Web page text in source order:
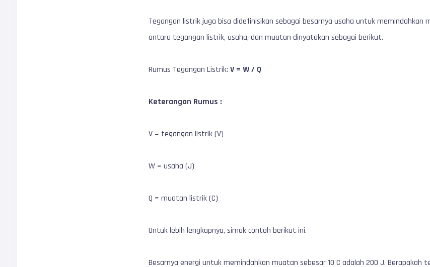
Tegangan listrik juga bisa didefinisikan sebagai besarnya usaha untuk
antara tegangan listrik, usaha, dan muatan dinyatakan sebagai berikut.
Rumus Tegangan Listrik:V = W / Q
Keterangan Rumus :
V = tegangan listrik (V)
W = usaha (J)
Q = muatan listrik (C)
Untuk lebih lengkapnya, simak contoh berikut ini.
Besarnya energi untuk memindahkan muatan sebesar 10 C adalah 200 J. Berapakah